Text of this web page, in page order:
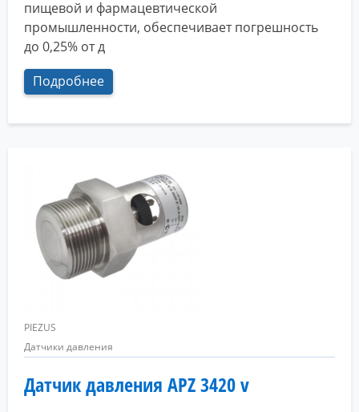
пищевой и фармацевтической
промышленности, обеспечивает погрешность
до 0,25% от д
Подробнее
PIEZUS
Датчики давления
Датчик давления APZ 3420 v